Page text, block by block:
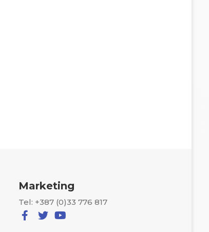
Marketing
Tel: +387 (0)33 776 817